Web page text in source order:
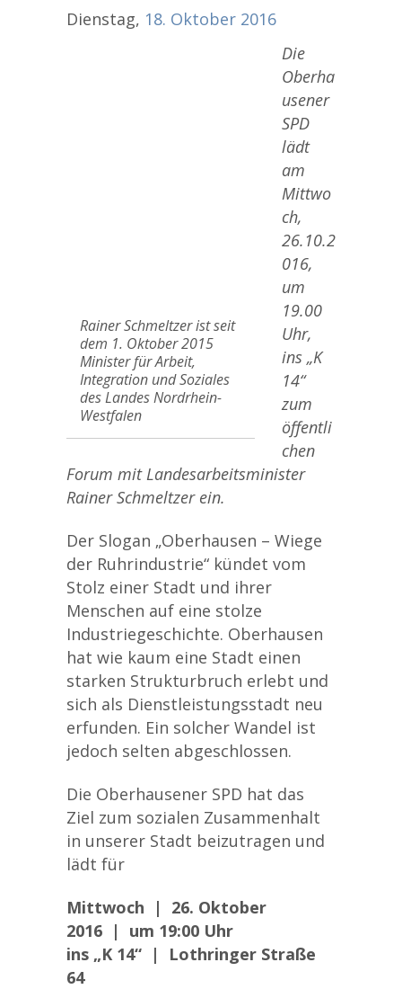
Dienstag, 18. Oktober 2016
Rainer Schmeltzer ist seit
dem 1. Oktober 2015
Minister für Arbeit,
Integration und Soziales
des Landes Nordrhein-
Westfalen
Die
Oberha
usener
SPD
lädt
am
Mittwo
ch,
26.10.2
016,
um
19.00
Uhr,
ins „K
14“
zum
öffentli
chen
Forum mit Landesarbeitsminister
Rainer Schmeltzer ein.
Der Slogan „Oberhausen – Wiege
der Ruhrindustrie“ kündet vom
Stolz einer Stadt und ihrer
Menschen auf eine stolze
Industriegeschichte. Oberhausen
hat wie kaum eine Stadt einen
starken Strukturbruch erlebt und
sich als Dienstleistungsstadt neu
erfunden. Ein solcher Wandel ist
jedoch selten abgeschlossen.
Die Oberhausener SPD hat das
Ziel zum sozialen Zusammenhalt
in unserer Stadt beizutragen und
lädt für
Mittwoch | 26. Oktober
2016 | um 19:00 Uhr
ins „K 14“ | Lothringer Straße
64